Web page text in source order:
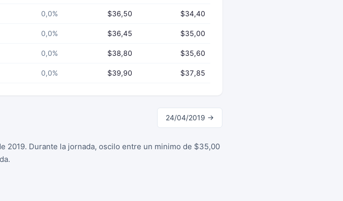
0,0% $36,50 $34,40
0,0% $36,45 $35,00
0,0% $38,80 $35,60
0,0% $39,90 $37,85
24/04/2019 →
2019. Durante la jornada, oscilo entre un minimo de $35,00